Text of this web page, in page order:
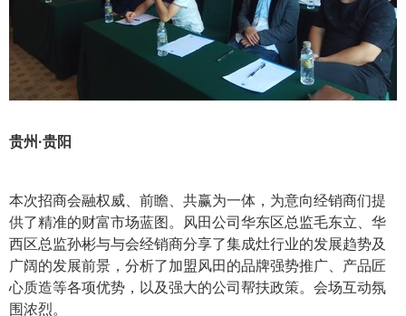
贵州·贵阳
本次招商会融权威、前瞻、共赢为一体，为意向经销商们提
供了精准的财富市场蓝图。风田公司华东区总监毛东立、华
西区总监孙彬与与会经销商分享了集成灶行业的发展趋势及
广阔的发展前景，分析了加盟风田的品牌强势推广、产品匠
心质造等各项优势，以及强大的公司帮扶政策。会场互动氛
围浓烈。